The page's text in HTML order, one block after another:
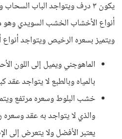
يكون ٣ درف ويتواجد الباب
أنواع الأخشاب الخشب السويدي وهو
ويتميز بسعره الرخيص ويتواجد
الماهوجني ويميل إلى اللون
بالمياه وبالطبع لا يتواجد عقد
خشب البلوط وسعره مرتفع
والذي لا يتواجد به عقد
يعتبر الأفضل ولا يتعرض إلى